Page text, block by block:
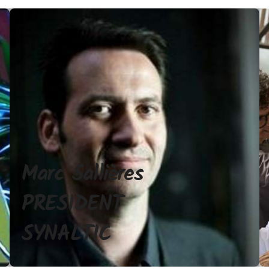
Marc Sallières
PRESIDENT
SYNALTIC